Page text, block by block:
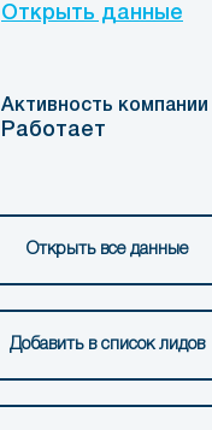
Открыть данные
Активность компании
Работает
Открыть все данные
Добавить в список лидов